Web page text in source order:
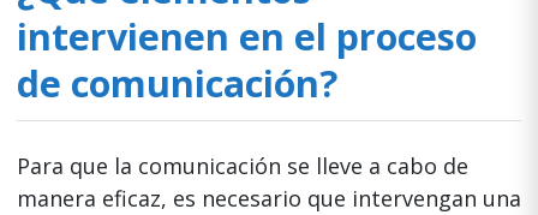
intervienen en el proceso
de comunicación?
Para que la comunicación se lleve a cabo de
manera eficaz, es necesario que intervengan una